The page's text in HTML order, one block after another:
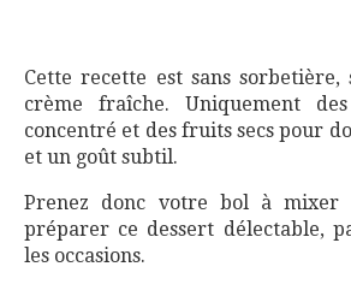
Cette recette est sans sorbetière,
crème fraîche. Uniquement
concentré et des fruits secs pour
et un goût subtil.
Prenez donc votre bol à mixer
préparer ce dessert délectable,
les occasions.